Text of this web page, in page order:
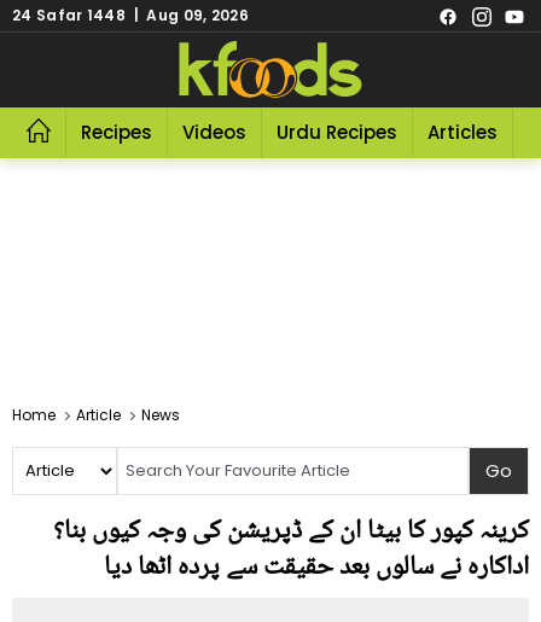
24 Safar 1448 | Aug 09, 2026
Recipes Videos Urdu Recipes Articles
Home Article News
کرینہ کپور کا بیٹا ان کے ڈپریشن کی وجہ کیوں بنا؟
اداکارہ نے سالوں بعد حقیقت سے پردہ اٹھا دیا